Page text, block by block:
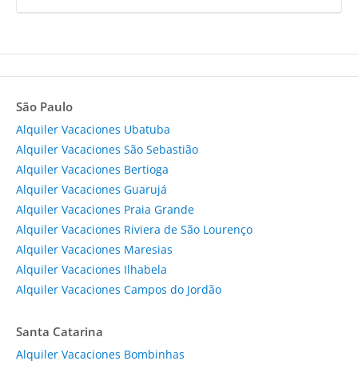
São Paulo
Alquiler Vacaciones Ubatuba
Alquiler Vacaciones São Sebastião
Alquiler Vacaciones Bertioga
Alquiler Vacaciones Guarujá
Alquiler Vacaciones Praia Grande
Alquiler Vacaciones Riviera de São Lourenço
Alquiler Vacaciones Maresias
Alquiler Vacaciones Ilhabela
Alquiler Vacaciones Campos do Jordão
Santa Catarina
Alquiler Vacaciones Bombinhas